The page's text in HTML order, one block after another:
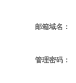
邮箱域名：
管理密码：